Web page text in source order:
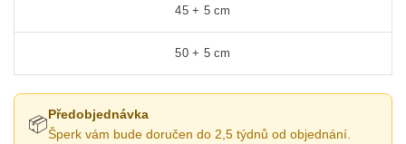
45 + 5 cm
50 + 5 cm
📦Předobjednávka
Šperk vám bude doručen do 2,5 týdnů od objednání.